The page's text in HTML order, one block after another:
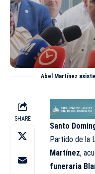
Abel Martínez
SHARE
Santo
Partido de la
Martínez,
funeraria